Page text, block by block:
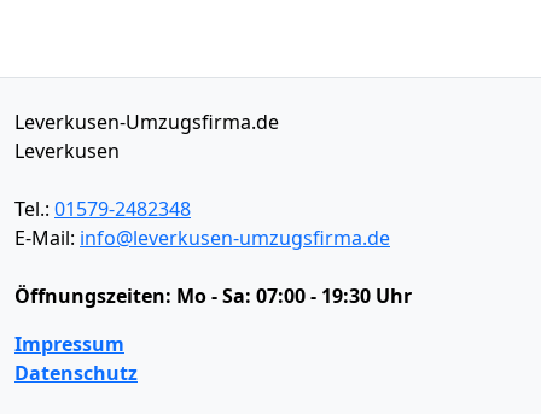
Leverkusen-Umzugsfirma.de
Leverkusen
Tel.: 01579-2482348
E-Mail: info@leverkusen-umzugsfirma.de
Öffnungszeiten: Mo - Sa: 07:00 - 19:30 Uhr
Impressum
Datenschutz